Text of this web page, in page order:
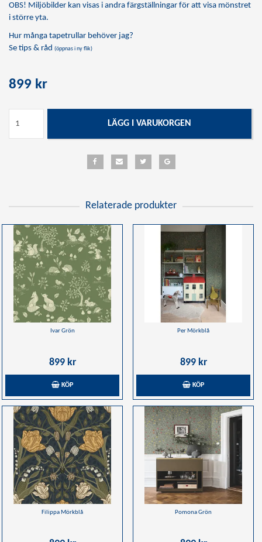
OBS! Miljöbilder kan visas i andra färgställningar för att visa mönstret
i större yta.
Hur många tapetrullar behöver jag?
Se tips & råd (öppnas i ny flik)
899 kr
LÄGG I VARUKORGEN
Relaterade produkter
Ivar Grön
899 kr
KÖP
Per Mörkblå
899 kr
KÖP
Filippa Mörkblå Pomona Grön